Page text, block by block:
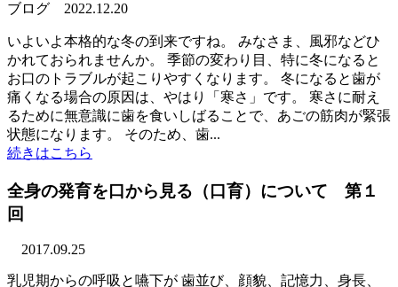
ブログ 2022.12.20
いよいよ本格的な冬の到来ですね。 みなさま、風邪などひ
かれておられませんか。 季節の変わり目、特に冬になると
お口のトラブルが起こりやすくなります。 冬になると歯が
痛くなる場合の原因は、やはり「寒さ」です。 寒さに耐え
るために無意識に歯を食いしばることで、あごの筋肉が緊張
状態になります。 そのため、歯...
続きはこちら
全身の発育を口から見る（口育）について 第１
回
2017.09.25
乳児期からの呼吸と嚥下が 歯並び、顔貌、記憶力、身長、